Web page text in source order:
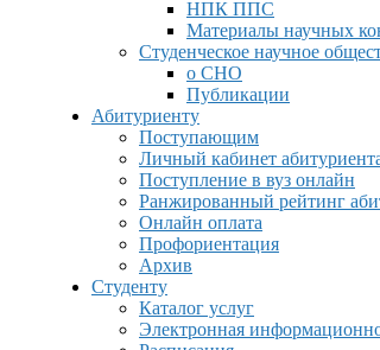
НПК ППС
Материалы научных
Студенческое научное
о СНО
Публикации
Абитуриенту
Поступающим
Личный кабинет
Поступление в вуз онлайн
Ранжированный рейтинг
Онлайн оплата
Профориентация
Архив
Студенту
Каталог услуг
Электронная